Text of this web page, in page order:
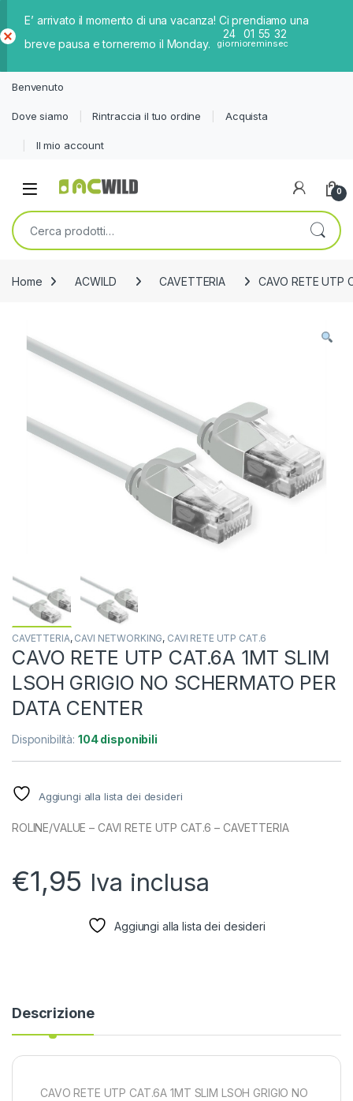
E’ arrivato il momento di una vacanza! Ci prendiamo una
breve pausa e torneremo il Monday.
24
giorni
01
ore
55
min
32
sec
iud
Benvenuto
Dove siamo Rintraccia il tuo ordine Acquista
Il mio account
0
Cerca:
Home ACWILD CAVETTERIA CAVO RETE UTP
CAVETTERIA, CAVI NETWORKING, CAVI RETE UTP CAT.6
CAVO RETE UTP CAT.6A 1MT SLIM
LSOH GRIGIO NO SCHERMATO PER
DATA CENTER
Disponibilità: 104 disponibili
Aggiungi alla lista dei desideri
ROLINE/VALUE – CAVI RETE UTP CAT.6 – CAVETTERIA
€1,95 Iva inclusa
Aggiungi alla lista dei desideri
Descrizione
CAVO RETE UTP CAT.6A 1MT SLIM LSOH GRIGIO NO